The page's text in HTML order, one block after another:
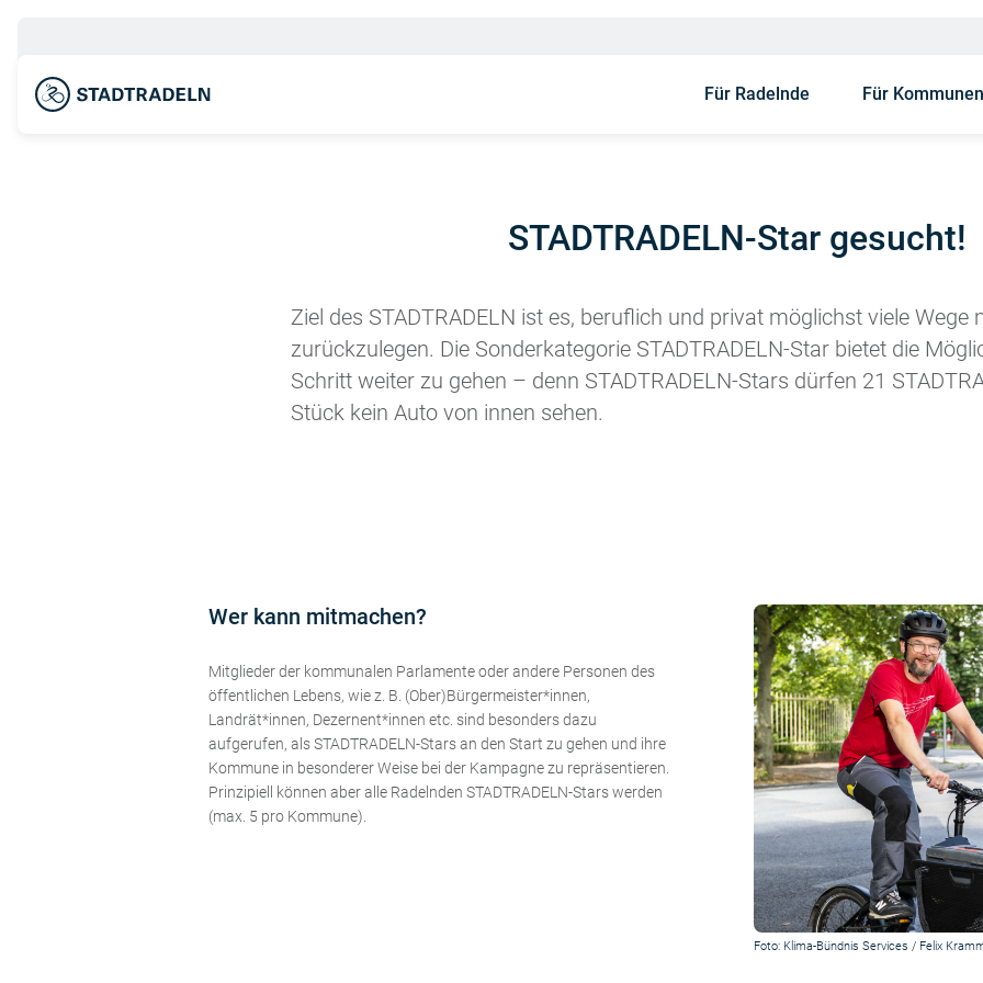
Für Radelnde Für Kommunen
STADTRADELN-Star gesucht!
Ziel des STADTRADELN ist es, beruflich und privat möglichst viele Wege
zurückzulegen. Die Sonderkategorie STADTRADELN-Star bietet die
Schritt weiter zu gehen – denn STADTRADELN-Stars dürfen 21
Stück kein Auto von innen sehen.
Foto: Klima-Bündnis Services / Felix
Wer kann mitmachen?
Mitglieder der kommunalen Parlamente oder andere Personen des
öffentlichen Lebens, wie z. B. (Ober)Bürgermeister*innen,
Landrät*innen, Dezernent*innen etc. sind besonders dazu
aufgerufen, als STADTRADELN-Stars an den Start zu gehen und ihre
Kommune in besonderer Weise bei der Kampagne zu repräsentieren.
Prinzipiell können aber alle Radelnden STADTRADELN-Stars werden
(max. 5 pro Kommune).